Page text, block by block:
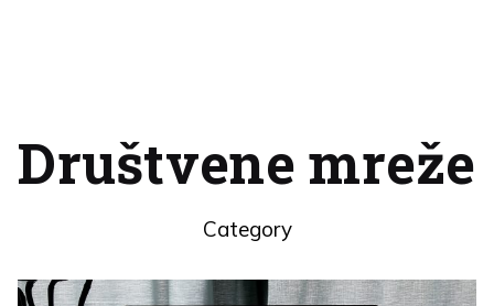
Društvene mreže
Category